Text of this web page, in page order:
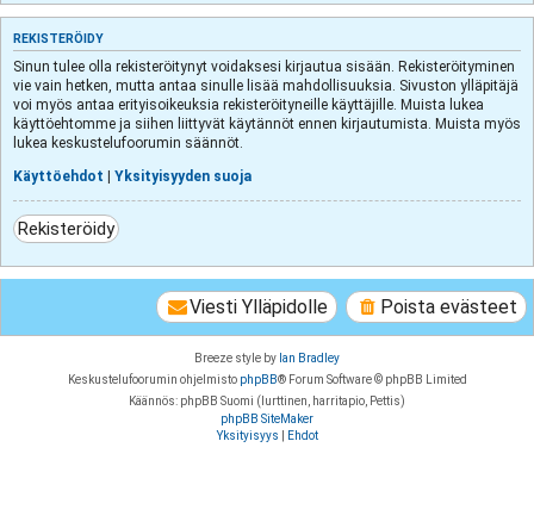
REKISTERÖIDY
Sinun tulee olla rekisteröitynyt voidaksesi kirjautua sisään. Rekisteröityminen
vie vain hetken, mutta antaa sinulle lisää mahdollisuuksia. Sivuston ylläpitäjä
voi myös antaa erityisoikeuksia rekisteröityneille käyttäjille. Muista lukea
käyttöehtomme ja siihen liittyvät käytännöt ennen kirjautumista. Muista myös
lukea keskustelufoorumin säännöt.
Käyttöehdot
Yksityisyyden suoja
Rekisteröidy
Poista evästeet
Viesti Ylläpidolle
Breeze style by Ian Bradley
Keskustelufoorumin ohjelmisto phpBB® Forum Software © phpBB Limited
Käännös: phpBB Suomi (lurttinen, harritapio, Pettis)
phpBB SiteMaker
Yksityisyys
Ehdot